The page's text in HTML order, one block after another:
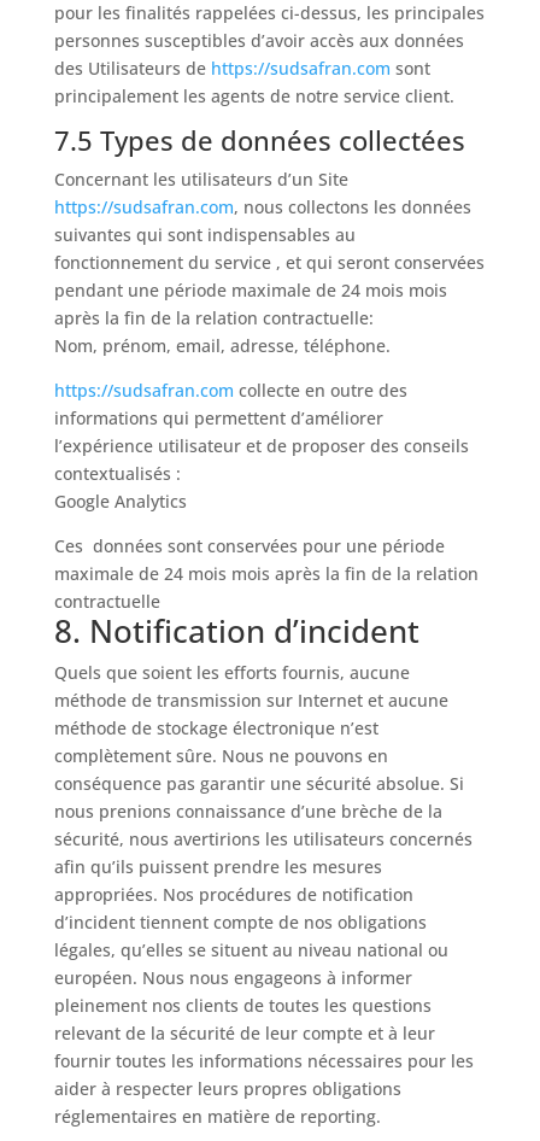
pour les finalités rappelées ci-dessus, les principales
personnes susceptibles d’avoir accès aux données
des Utilisateurs de https://sudsafran.com sont
principalement les agents de notre service client.
7.5 Types de données collectées
Concernant les utilisateurs d’un Site
https://sudsafran.com, nous collectons les données
suivantes qui sont indispensables au
fonctionnement du service , et qui seront conservées
pendant une période maximale de 24 mois mois
après la fin de la relation contractuelle:
Nom, prénom, email, adresse, téléphone.
https://sudsafran.com collecte en outre des
informations qui permettent d’améliorer
l’expérience utilisateur et de proposer des conseils
contextualisés :
Google Analytics
Ces données sont conservées pour une période
maximale de 24 mois mois après la fin de la relation
contractuelle
8. Notification d’incident
Quels que soient les efforts fournis, aucune
méthode de transmission sur Internet et aucune
méthode de stockage électronique n’est
complètement sûre. Nous ne pouvons en
conséquence pas garantir une sécurité absolue. Si
nous prenions connaissance d’une brèche de la
sécurité, nous avertirions les utilisateurs concernés
afin qu’ils puissent prendre les mesures
appropriées. Nos procédures de notification
d’incident tiennent compte de nos obligations
légales, qu’elles se situent au niveau national ou
européen. Nous nous engageons à informer
pleinement nos clients de toutes les questions
relevant de la sécurité de leur compte et à leur
fournir toutes les informations nécessaires pour les
aider à respecter leurs propres obligations
réglementaires en matière de reporting.